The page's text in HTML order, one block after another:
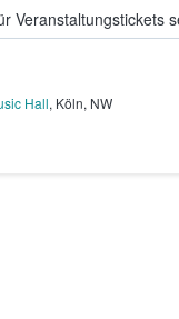
Veranstaltungstickets
kaufen &
Hall, Köln, NW